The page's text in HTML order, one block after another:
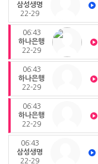
삼성생명
22-29
06:43
하나은행
22-29
06:43
하나은행
22-29
06:43
하나은행
22-29
06:43
삼성생명
22-29